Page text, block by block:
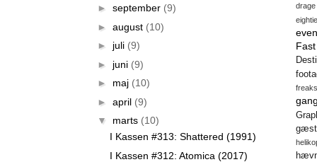
► september (9)
► august (10)
► juli (9)
► juni (9)
► maj (10)
► april (9)
▼ marts (10)
I Kassen #313: Shattered (1991)
I Kassen #312: Atomica (2017)
drage
freaks